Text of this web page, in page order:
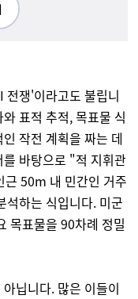
전쟁'이라고도 불립니
표적 추적, 목표물 식
작전 계획을 짜는 데
바탕으로 "적 지휘관
근 50m 내 민간인 거주
석하는 식입니다. 미군
목표물을 90차례 정밀
닙니다. 많은 이들이